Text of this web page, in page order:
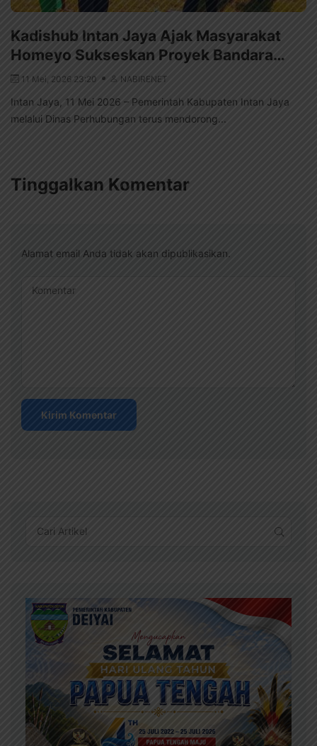
Kadishub Intan Jaya Ajak Masyarakat
Homeyo Sukseskan Proyek Bandara…
11 Mei, 2026 23:20 NABIRENET
Intan Jaya, 11 Mei 2026 – Pemerintah Kabupaten Intan Jaya
melalui Dinas Perhubungan terus mendorong...
Tinggalkan Komentar
Alamat email Anda tidak akan dipublikasikan.
Komentar